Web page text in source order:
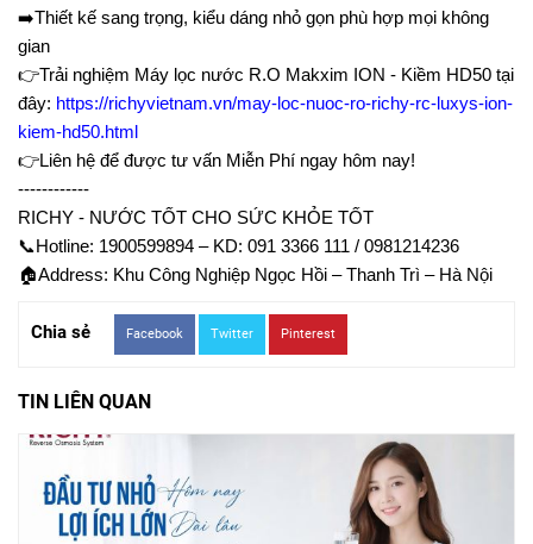
➡️Thiết kế sang trọng, kiểu dáng nhỏ gọn phù hợp mọi không
gian
👉Trải nghiệm Máy lọc nước R.O Makxim ION - Kiềm HD50 tại
đây: https://richyvietnam.vn/may-loc-nuoc-ro-richy-rc-luxys-ion-
kiem-hd50.html
👉Liên hệ để được tư vấn Miễn Phí ngay hôm nay!
------------
RICHY - NƯỚC TỐT CHO SỨC KHỎE TỐT
📞Hotline: 1900599894 – KD: 091 3366 111 / 0981214236
🏠Address: Khu Công Nghiệp Ngọc Hồi – Thanh Trì – Hà Nội
Chia sẻ Facebook Twitter Pinterest
TIN LIÊN QUAN